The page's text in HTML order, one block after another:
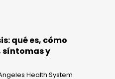
qué es, cómo
síntomas y
Health System